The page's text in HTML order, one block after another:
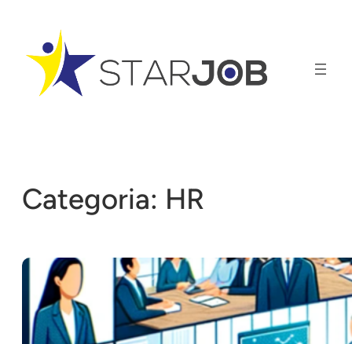
contenuto
Categoria: HR